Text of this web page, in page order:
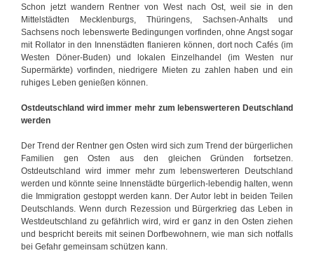
Schon jetzt wandern Rentner von West nach Ost, weil sie in den
Mittelstädten Mecklenburgs, Thüringens, Sachsen-Anhalts und
Sachsens noch lebenswerte Bedingungen vorfinden, ohne Angst sogar
mit Rollator in den Innenstädten flanieren können, dort noch Cafés (im
Westen Döner-Buden) und lokalen Einzelhandel (im Westen nur
Supermärkte) vorfinden, niedrigere Mieten zu zahlen haben und ein
ruhiges Leben genießen können.
Ostdeutschland wird immer mehr zum lebenswerteren Deutschland
werden
Der Trend der Rentner gen Osten wird sich zum Trend der bürgerlichen
Familien gen Osten aus den gleichen Gründen fortsetzen.
Ostdeutschland wird immer mehr zum lebenswerteren Deutschland
werden und könnte seine Innenstädte bürgerlich-lebendig halten, wenn
die Immigration gestoppt werden kann. Der Autor lebt in beiden Teilen
Deutschlands. Wenn durch Rezession und Bürgerkrieg das Leben in
Westdeutschland zu gefährlich wird, wird er ganz in den Osten ziehen
und bespricht bereits mit seinen Dorfbewohnern, wie man sich notfalls
bei Gefahr gemeinsam schützen kann.